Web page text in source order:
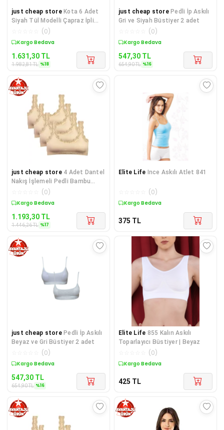
just cheap store Kota 6 Adet
Siyah Tül Modelli Çapraz İpli
(0)
Sepette %18 İndirim
1.631,30 TL
1.982,81TL %18
just cheap store Pedli İp Askılı
Gri ve Siyah Büstiyer 2 adet
(0)
Sepette %16 İndirim
547,30 TL
654,90TL %16
just cheap store 4 Adet Dantel
Nakış İşlemeli Pedli Bambu
Kadın Büstiyer Ten
(0)
Sepette %17 İndirim
1.193,30 TL
1.446,26TL %17
Elite Life Ince Askılı Atlet 841
(0)
Kargo Bedava
375 TL
just cheap store Pedli İp Askılı
Beyaz ve Gri Büstiyer 2 adet
(0)
Sepette %16 İndirim
547,30 TL
654,90TL %16
Elite Life 855 Kalın Askılı
Toparlayıcı Büstiyer | Beyaz
(0)
Kargo Bedava
425 TL